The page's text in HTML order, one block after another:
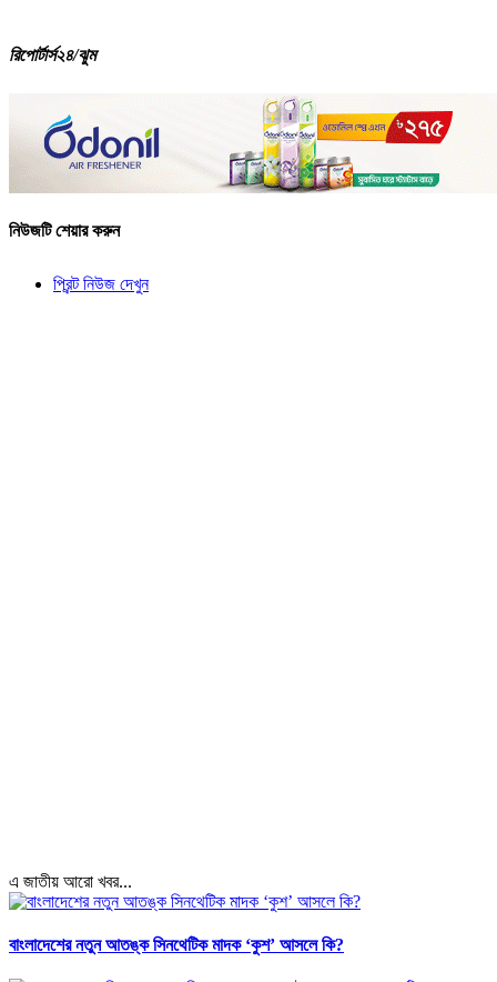
রিপোর্টার্স২৪/ঝুম
নিউজটি শেয়ার করুন
প্রিন্ট নিউজ দেখুন
এ জাতীয় আরো খবর...
বাংলাদেশের নতুন আতঙ্ক সিনথেটিক মাদক ‘কুশ’ আসলে কি?